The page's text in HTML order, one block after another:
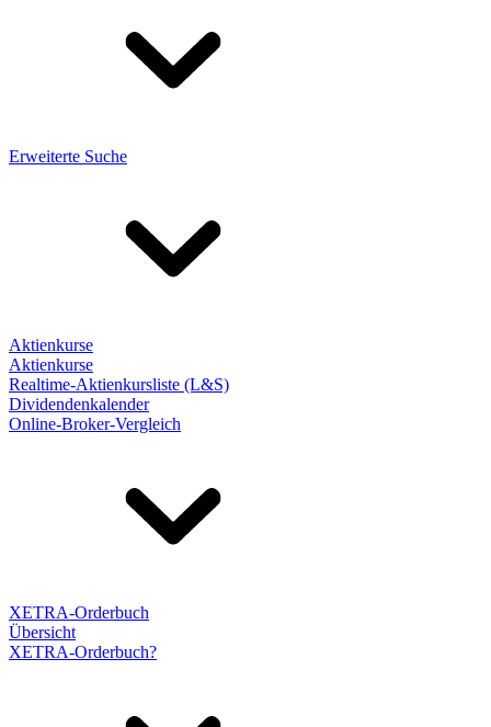
Erweiterte Suche
Aktienkurse
Aktienkurse
Realtime-Aktienkursliste (L&S)
Dividendenkalender
Online-Broker-Vergleich
XETRA-Orderbuch
Übersicht
XETRA-Orderbuch?